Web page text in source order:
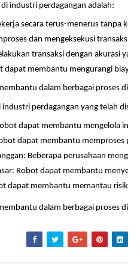
industri perdagangan adalah:
secara terus-menerus tanpa
dan mengeksekusi transaksi
transaksi dengan akurasi
dapat membantu mengurangi
dalam berbagai proses di
industri perdagangan yang telah
dapat membantu mengelola
dapat membantu memproses
Beberapa perusahaan
Robot dapat membantu
dapat membantu memantau risiko
dalam berbagai proses di